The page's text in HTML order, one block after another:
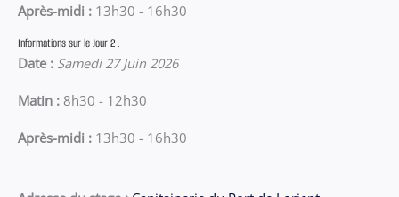
Après-midi : 13h30 - 16h30
Informations sur le Jour 2 :
Date : Samedi 27 Juin 2026
Matin : 8h30 - 12h30
Après-midi : 13h30 - 16h30